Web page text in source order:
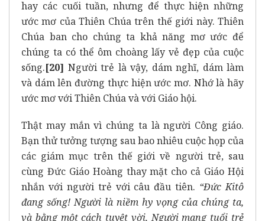
hay các cuối tuần, nhưng để thực hiện những
ước mơ của Thiên Chúa trên thế giới này. Thiên
Chúa ban cho chúng ta khả năng mơ ước để
chúng ta có thể ôm choàng lấy vẻ đẹp của cuộc
sống.[20] Người trẻ là vậy, dám nghĩ, dám làm
và dám lên đường thực hiện ước mơ. Nhớ là hãy
ước mơ với Thiên Chúa và với Giáo hội.
Thật may mắn vì chúng ta là người Công giáo.
Bạn thử tưởng tượng sau bao nhiêu cuộc họp của
các giám mục trên thế giới về người trẻ, sau
cùng Đức Giáo Hoàng thay mặt cho cả Giáo Hội
nhắn với người trẻ với câu đầu tiên. “Đức Kitô
đang sống! Người là niềm hy vọng của chúng ta,
và bằng một cách tuyệt vời, Người mang tuổi trẻ